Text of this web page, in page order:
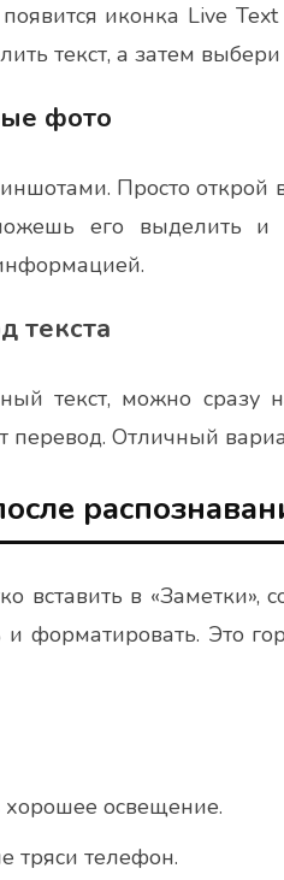
иконка Live
текст, а затем
фото
Просто открой
его выделить и
текста
текст, можно сразу
Отличный
вставить в
форматировать. Это
хорошее освещение.
тряси телефон.